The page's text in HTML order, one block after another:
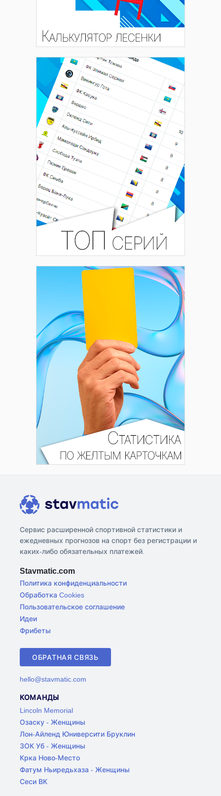
Сервис расширенной спортивной статистики и
ежедневных прогнозов на спорт без регистрации и
каких-либо обязательных платежей.
Stavmatic.com
Политика конфиденциальности
Обработка Cookies
Пользовательское соглашение
Идеи
Фрибеты
ОБРАТНАЯ СВЯЗЬ
hello@stavmatic.com
КОМАНДЫ
Lincoln Memorial
Озаску - Женщины
Лон-Айленд Юниверсити Бруклин
ЗОК Уб - Женщины
Крка Ново-Место
Фатум Ньиредьхаза - Женщины
Сеси ВК